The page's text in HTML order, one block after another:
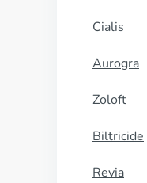
Cialis
Aurogra
Zoloft
Biltricide
Revia